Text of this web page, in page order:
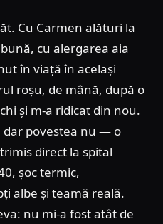
Cu Carmen alături la
cu alergarea aia
în viață în același
roșu, de mână, după o
și m-a ridicat din nou.
dar povestea nu — o
direct la spital
șoc termic,
albe și teamă reală.
nu mi-a fost atât de